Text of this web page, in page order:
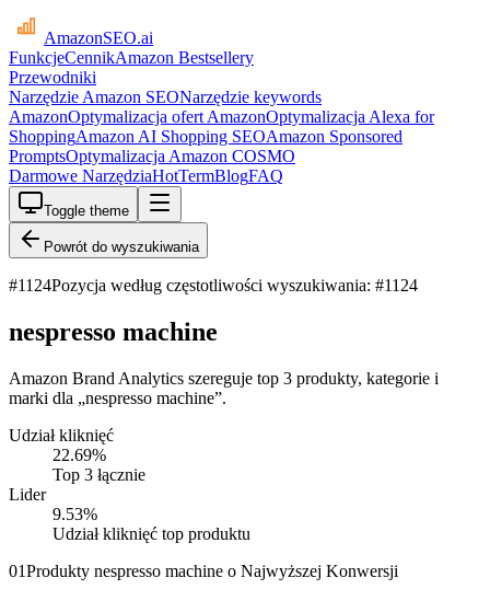
AmazonSEO.ai
FunkcjeCennikAmazon Bestsellery
Przewodniki
Narzędzie Amazon SEONarzędzie keywords
AmazonOptymalizacja ofert AmazonOptymalizacja Alexa for
ShoppingAmazon AI Shopping SEOAmazon Sponsored
PromptsOptymalizacja Amazon COSMO
Darmowe NarzędziaHotTermBlogFAQ
Toggle theme
Powrót do wyszukiwania
#1124Pozycja według częstotliwości wyszukiwania: #1124
nespresso machine
Amazon Brand Analytics szereguje top 3 produkty, kategorie i
marki dla „nespresso machine”.
Udział kliknięć
22.69%
Top 3 łącznie
Lider
9.53%
Udział kliknięć top produktu
01Produkty nespresso machine o Najwyższej Konwersji